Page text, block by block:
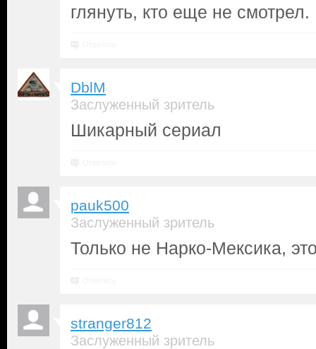
глянуть, кто еще не смотрел.
DblM
Заслуженный зритель
Шикарный сериал
pauk500
Заслуженный зритель
Только не Нарко-Мексика,
stranger812
Заслуженный зритель